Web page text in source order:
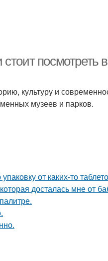
посмотреть
культуру и
музеев и парков.
от каких-то
досталась мне от